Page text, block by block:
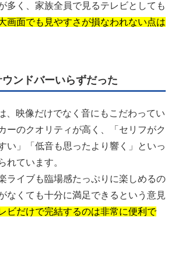
多く、家族全員で見るテレビとしても
画面でも見やすさが損なわれない点は
ンドバーいらずだった
、映像だけでなく音にもこだわってい
ーのクオリティが高く、「セリフがク
い」「低音も思ったより響く」といっ
れています。
ライブも臨場感たっぷりに楽しめるの
なくても十分に満足できるという意見
ビだけで完結するのは非常に便利で